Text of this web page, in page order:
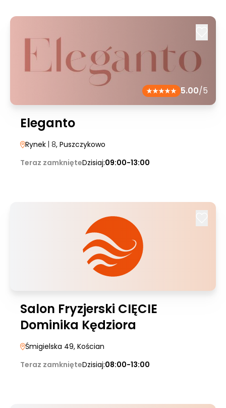
5.00/5
Eleganto
Rynek | 8, Puszczykowo
Teraz zamknięteDzisiaj:09:00-13:00
Salon Fryzjerski CIĘCIE
Dominika Kędziora
Śmigielska 49, Kościan
Teraz zamknięteDzisiaj:08:00-13:00